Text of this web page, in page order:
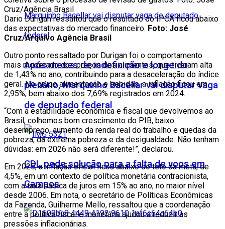
Após meses de indefinição e longe do
plenário, Marquinho Bacellar vai disputar vaga
de deputado federal
CDL pede solução para a falta de voos em
Campos
Dario Durigan ressaltou que o resultado do IPCA ficou abaixo
das expectativas do mercado financeiro. Foto: José
Cruz/Arquivo Agência Brasil
Outro ponto ressaltado por Durigan foi o comportamento
mais moderado dos preços dos alimentos, que tiveram alta
de 1,43% no ano, contribuindo para a desaceleração do índice
geral. No grupo alimentação e bebidas, a inflação ficou em
2,95%, bem abaixo dos 7,69% registrados em 2024.
“Com a estabilidade econômica e fiscal que devolvemos ao
Brasil, colhemos bom crescimento do PIB, baixo
desemprego, aumento da renda real do trabalho e quedas da
pobreza, da extrema pobreza e da desigualdade. Não tenham
dúvidas: em 2026 não será diferente!”, declarou.
Em 2025, a inflação oficial ficou abaixo do teto da meta, de
4,5%, em um contexto de política monetária contracionista,
com a taxa básica de juros em 15% ao ano, no maior nível
desde 2006. Em nota, o secretário de Políticas Econômicas
da Fazenda, Guilherme Mello, ressaltou que a coordenação
entre a política fiscal e monetária ajudou a reduzir as
pressões inflacionárias.